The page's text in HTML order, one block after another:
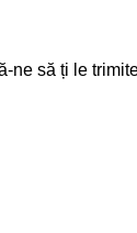
ne să ți le